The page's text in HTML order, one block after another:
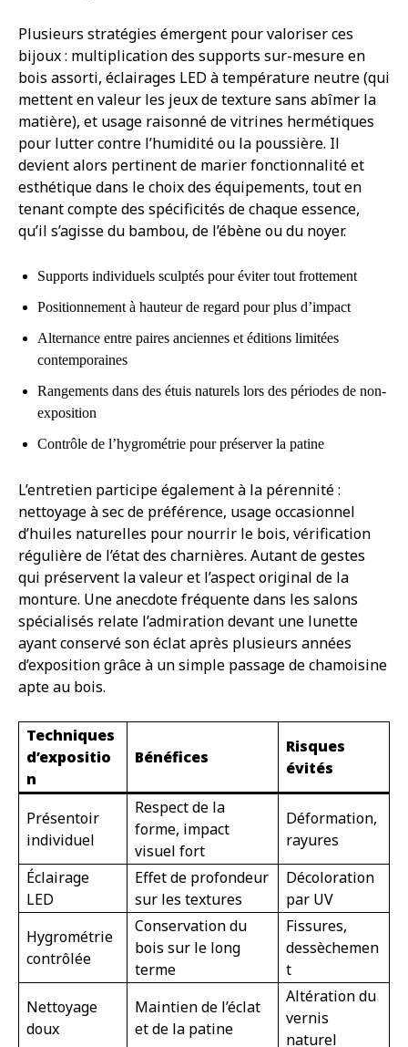
Plusieurs stratégies émergent pour valoriser ces
bijoux : multiplication des supports sur-mesure en
bois assorti, éclairages LED à température neutre (qui
mettent en valeur les jeux de texture sans abîmer la
matière), et usage raisonné de vitrines hermétiques
pour lutter contre l’humidité ou la poussière. Il
devient alors pertinent de marier fonctionnalité et
esthétique dans le choix des équipements, tout en
tenant compte des spécificités de chaque essence,
qu’il s’agisse du bambou, de l’ébène ou du noyer.
Supports individuels sculptés pour éviter tout frottement
Positionnement à hauteur de regard pour plus d’impact
Alternance entre paires anciennes et éditions limitées
contemporaines
Rangements dans des étuis naturels lors des périodes de non-
exposition
Contrôle de l’hygrométrie pour préserver la patine
L’entretien participe également à la pérennité :
nettoyage à sec de préférence, usage occasionnel
d’huiles naturelles pour nourrir le bois, vérification
régulière de l’état des charnières. Autant de gestes
qui préservent la valeur et l’aspect original de la
monture. Une anecdote fréquente dans les salons
spécialisés relate l’admiration devant une lunette
ayant conservé son éclat après plusieurs années
d’exposition grâce à un simple passage de chamoisine
apte au bois.
Techniques
d’expositio
n
Bénéfices
Risques
évités
Présentoir
individuel
Respect de la
forme, impact
visuel fort
Déformation,
rayures
Éclairage
LED
Effet de profondeur
sur les textures
Décoloration
par UV
Hygrométrie
contrôlée
Conservation du
bois sur le long
terme
Fissures,
dessèchemen
t
Nettoyage
doux
Maintien de l’éclat
et de la patine
Altération du
vernis
naturel